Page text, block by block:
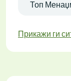
Топ
Прикажи ги